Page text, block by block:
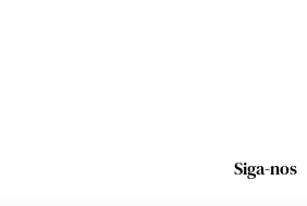
Siga-nos